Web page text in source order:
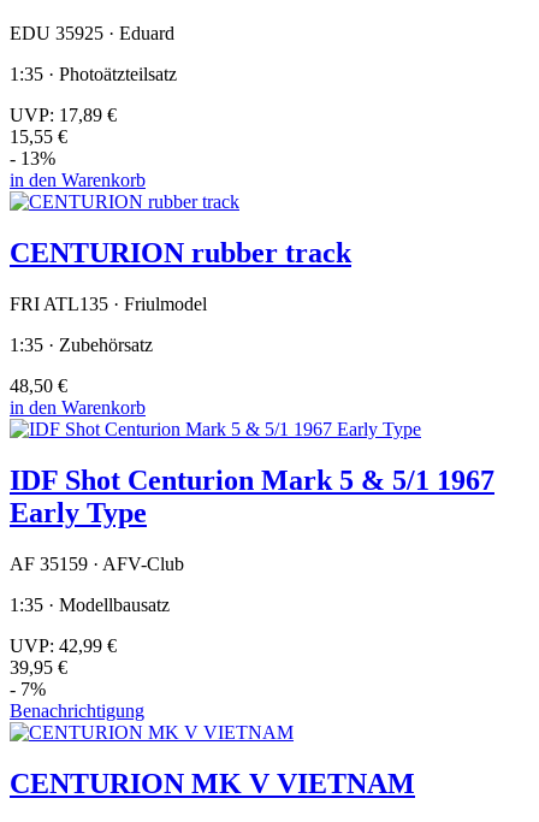
EDU 35925 · Eduard
1:35 · Photoätzteilsatz
UVP: 17,89 €
15,55 €
- 13%
in den Warenkorb
CENTURION rubber track
FRI ATL135 · Friulmodel
1:35 · Zubehörsatz
48,50 €
in den Warenkorb
IDF Shot Centurion Mark 5 & 5/1 1967
Early Type
AF 35159 · AFV-Club
1:35 · Modellbausatz
UVP: 42,99 €
39,95 €
- 7%
Benachrichtigung
CENTURION MK V VIETNAM